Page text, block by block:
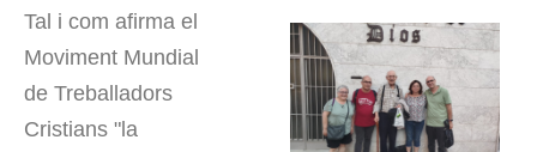
Tal i com afirma el
Moviment Mundial
de Treballadors
Cristians "la